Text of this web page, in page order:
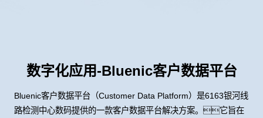
数字化应用-Bluenic客户数据平台
Bluenic客户数据平台（Customer Data Platform）是6163银河线
路检测中心数码提供的一款客户数据平台解决方案。它旨在